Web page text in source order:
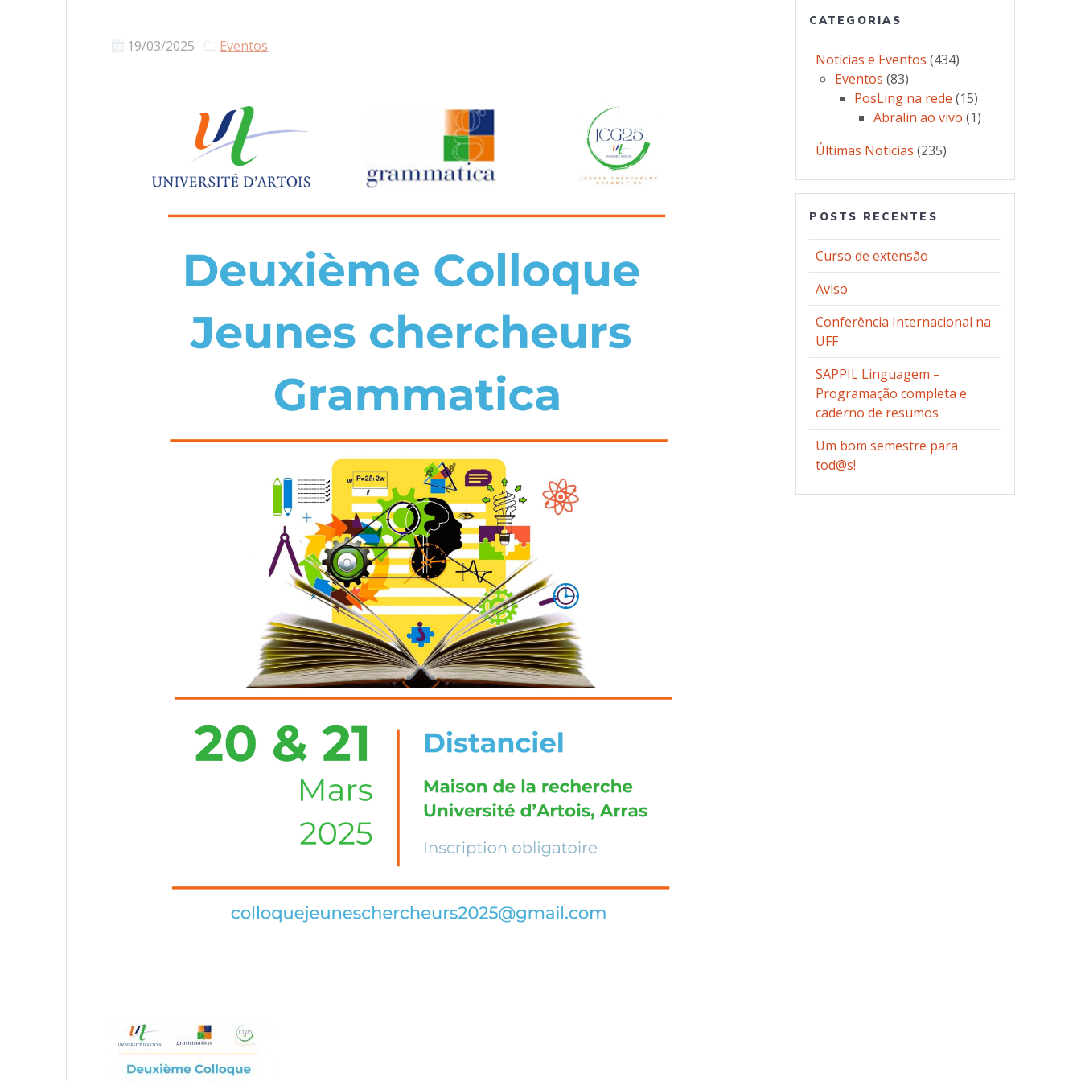
19/03/2025 Eventos
CATEGORIAS
Notícias e Eventos (434)
Eventos (83)
PosLing na rede (15)
Abralin ao vivo (1)
Últimas Notícias (235)
POSTS RECENTES
Curso de extensão
Aviso
Conferência Internacional na
UFF
SAPPIL Linguagem –
Programação completa e
caderno de resumos
Um bom semestre para
tod@s!